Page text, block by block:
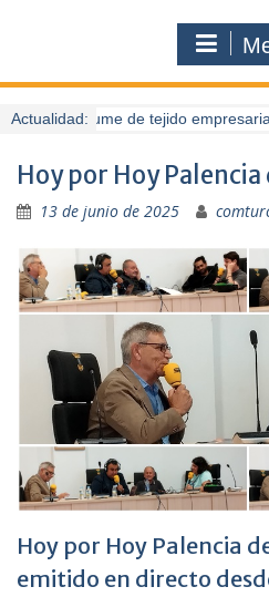
Actualidad:presume de tejido empresarial
Hoy por Hoy Palencia
13 de junio de 2025
Hoy por Hoy Palencia
emitido en directo